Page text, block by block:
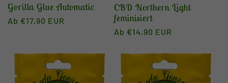
Gorilla Glue Automatic
Normaler
Ab €17,90 EUR
CBD Northern Light
feminisiert
Normaler
Ab €14,90 EUR